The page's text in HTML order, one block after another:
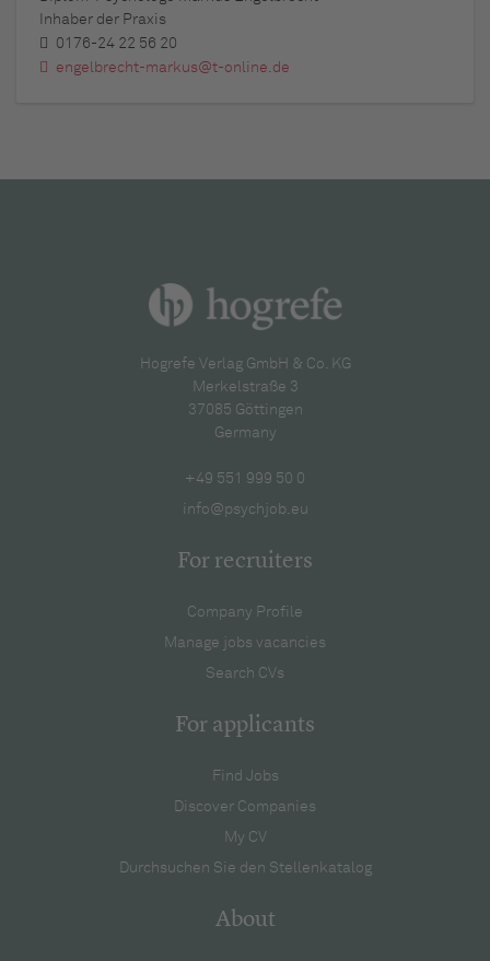
Inhaber der Praxis
0176-24 22 56 20
engelbrecht-markus@t-online.de
Hogrefe Verlag GmbH & Co. KG
Merkelstraße 3
37085 Göttingen
Germany
+49 551 999 50 0
info@psychjob.eu
For recruiters
Company Profile
Manage jobs vacancies
Search CVs
For applicants
Find Jobs
Discover Companies
My CV
Durchsuchen Sie den Stellenkatalog
About